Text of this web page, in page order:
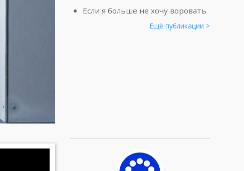
Если я больше не хочу воровать
Ещё публикации >